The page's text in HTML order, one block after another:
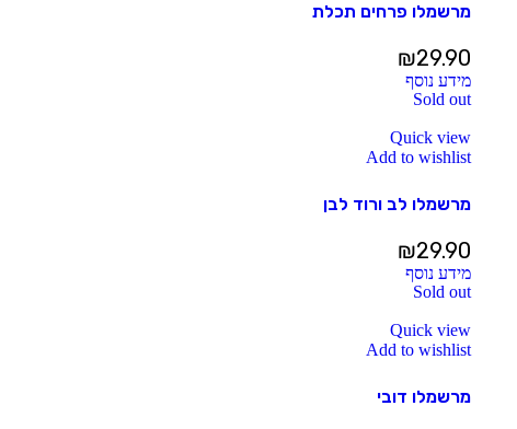
מרשמלו פרחים תכלת
₪29.90
מידע נוסף
Sold out
Quick view
Add to wishlist
מרשמלו לב ורוד לבן
₪29.90
מידע נוסף
Sold out
Quick view
Add to wishlist
מרשמלו דובי